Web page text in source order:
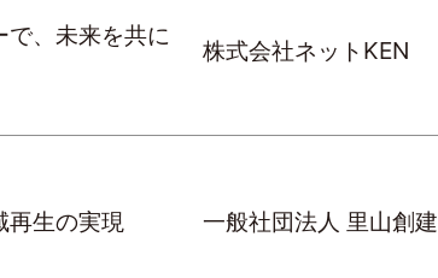
、未来を共に
株式会社ネットKEN
再生の実現 一般社団法人 里山創建